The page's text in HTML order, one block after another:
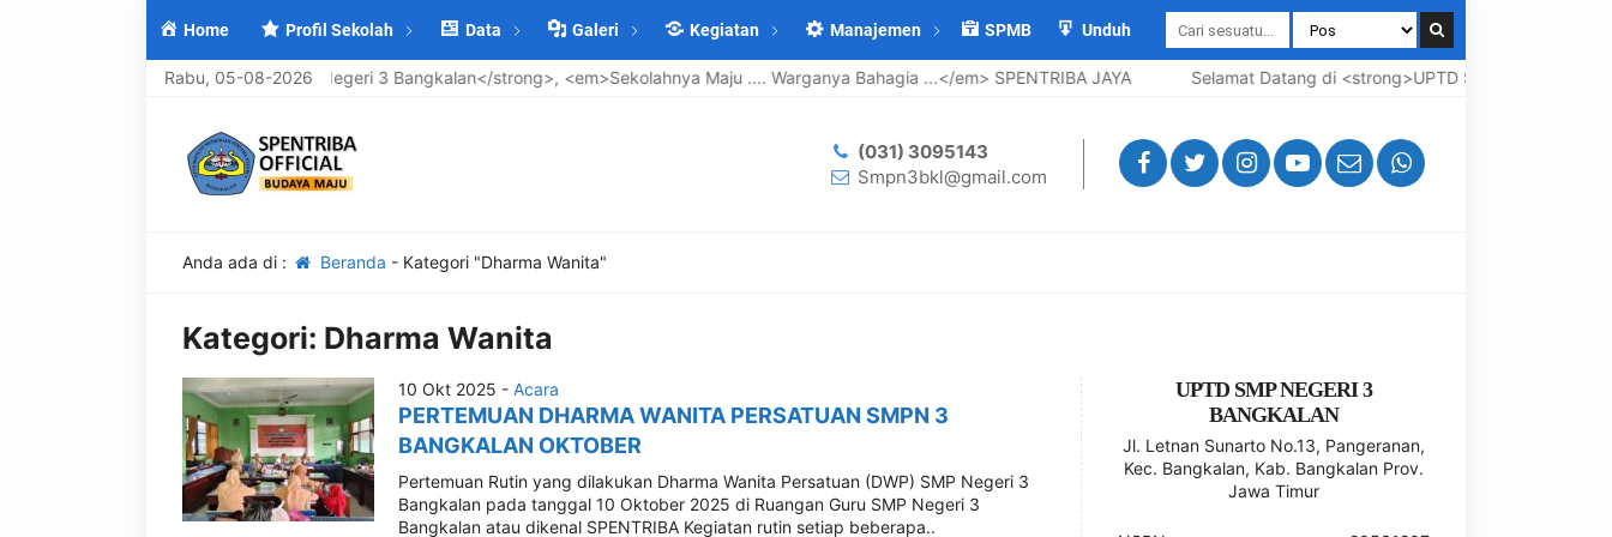
Home Profil Sekolah Data Galeri Kegiatan Manajemen SPMB Unduh
Rabu, 05-08-2026
Datang di <strong>UPTD SMP Negeri 3 Bangkalan</strong>, <em>Sekolahnya Maju .... Warganya Bahagia ...</em> SPENTRIBA JAYA Selamat Datang di <strong>UPTD SMP Negeri 3
(031) 3095143
Smpn3bkl@gmail.com
Anda ada di : Beranda - Kategori "Dharma Wanita"
Kategori: Dharma Wanita
10 Okt 2025 - Acara
PERTEMUAN DHARMA WANITA PERSATUAN SMPN 3
BANGKALAN OKTOBER
Pertemuan Rutin yang dilakukan Dharma Wanita Persatuan (DWP) SMP Negeri 3
Bangkalan pada tanggal 10 Oktober 2025 di Ruangan Guru SMP Negeri 3
Bangkalan atau dikenal SPENTRIBA Kegiatan rutin setiap beberapa..
UPTD SMP NEGERI 3
BANGKALAN
Jl. Letnan Sunarto No.13, Pangeranan,
Kec. Bangkalan, Kab. Bangkalan Prov.
Jawa Timur